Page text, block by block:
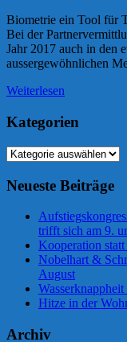
Biometrie ein Tool für
Bei der
Jahr 2017 auch in den
aussergewöhnlichen
Weiterlesen
Kategorien
Kategorien
Neueste Beiträge
trifft sich am 9.
Kooperation
Nobelhart &
August
Hitze in der
Archiv